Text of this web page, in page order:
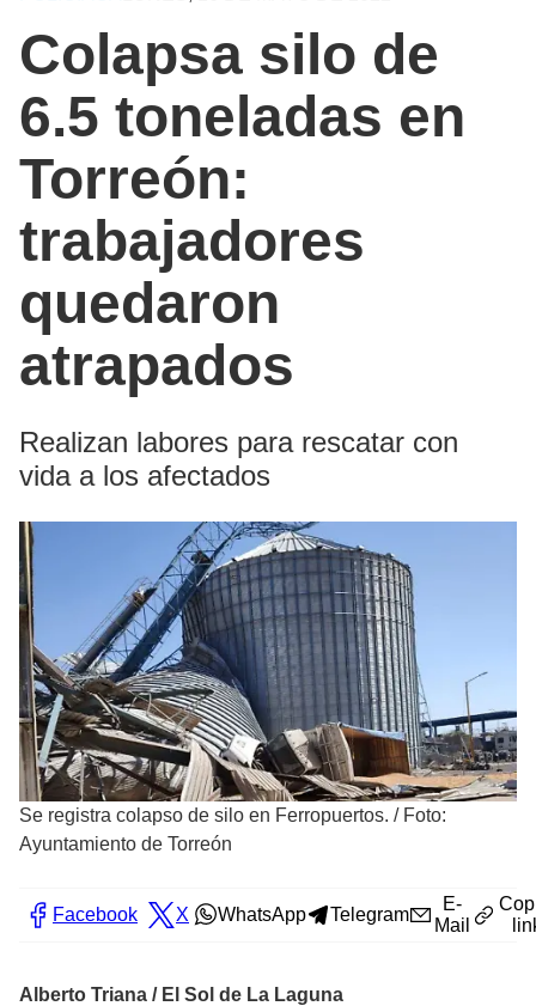
Colapsa silo de
6.5 toneladas en
Torreón:
trabajadores
quedaron
atrapados
Realizan labores para rescatar con
vida a los afectados
Se registra colapso de silo en Ferropuertos. / Foto:
Ayuntamiento de Torreón
Facebook X WhatsApp Telegram
E-
Mail
Alberto Triana / El Sol de La Laguna